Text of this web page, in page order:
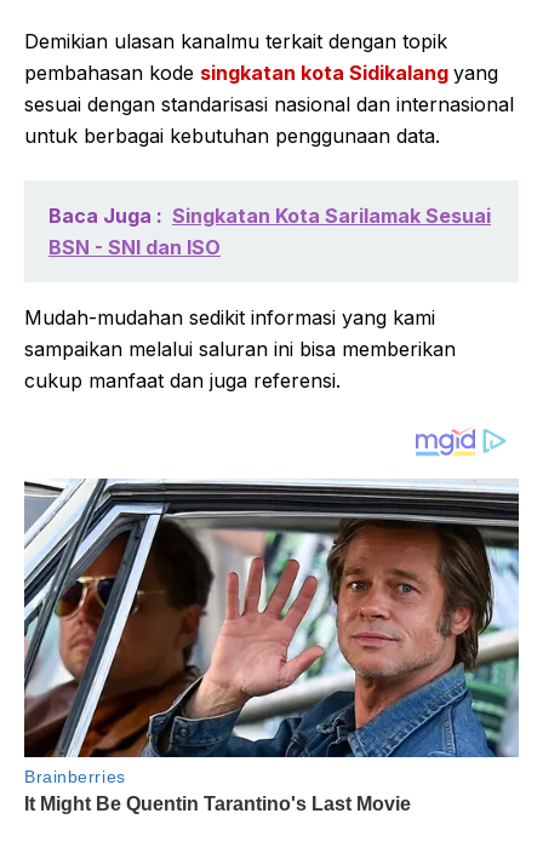
Demikian ulasan kanalmu terkait dengan topik
pembahasan kode singkatan kota Sidikalang yang
sesuai dengan standarisasi nasional dan internasional
untuk berbagai kebutuhan penggunaan data.
Baca Juga : Singkatan Kota Sarilamak Sesuai
BSN - SNI dan ISO
Mudah-mudahan sedikit informasi yang kami
sampaikan melalui saluran ini bisa memberikan
cukup manfaat dan juga referensi.